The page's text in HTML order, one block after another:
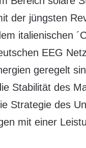
der jüngsten
italienischen
EEG
geregelt
Stabilität des
Strategie des
mit einer